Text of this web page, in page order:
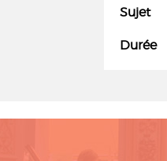
Sujet
Durée